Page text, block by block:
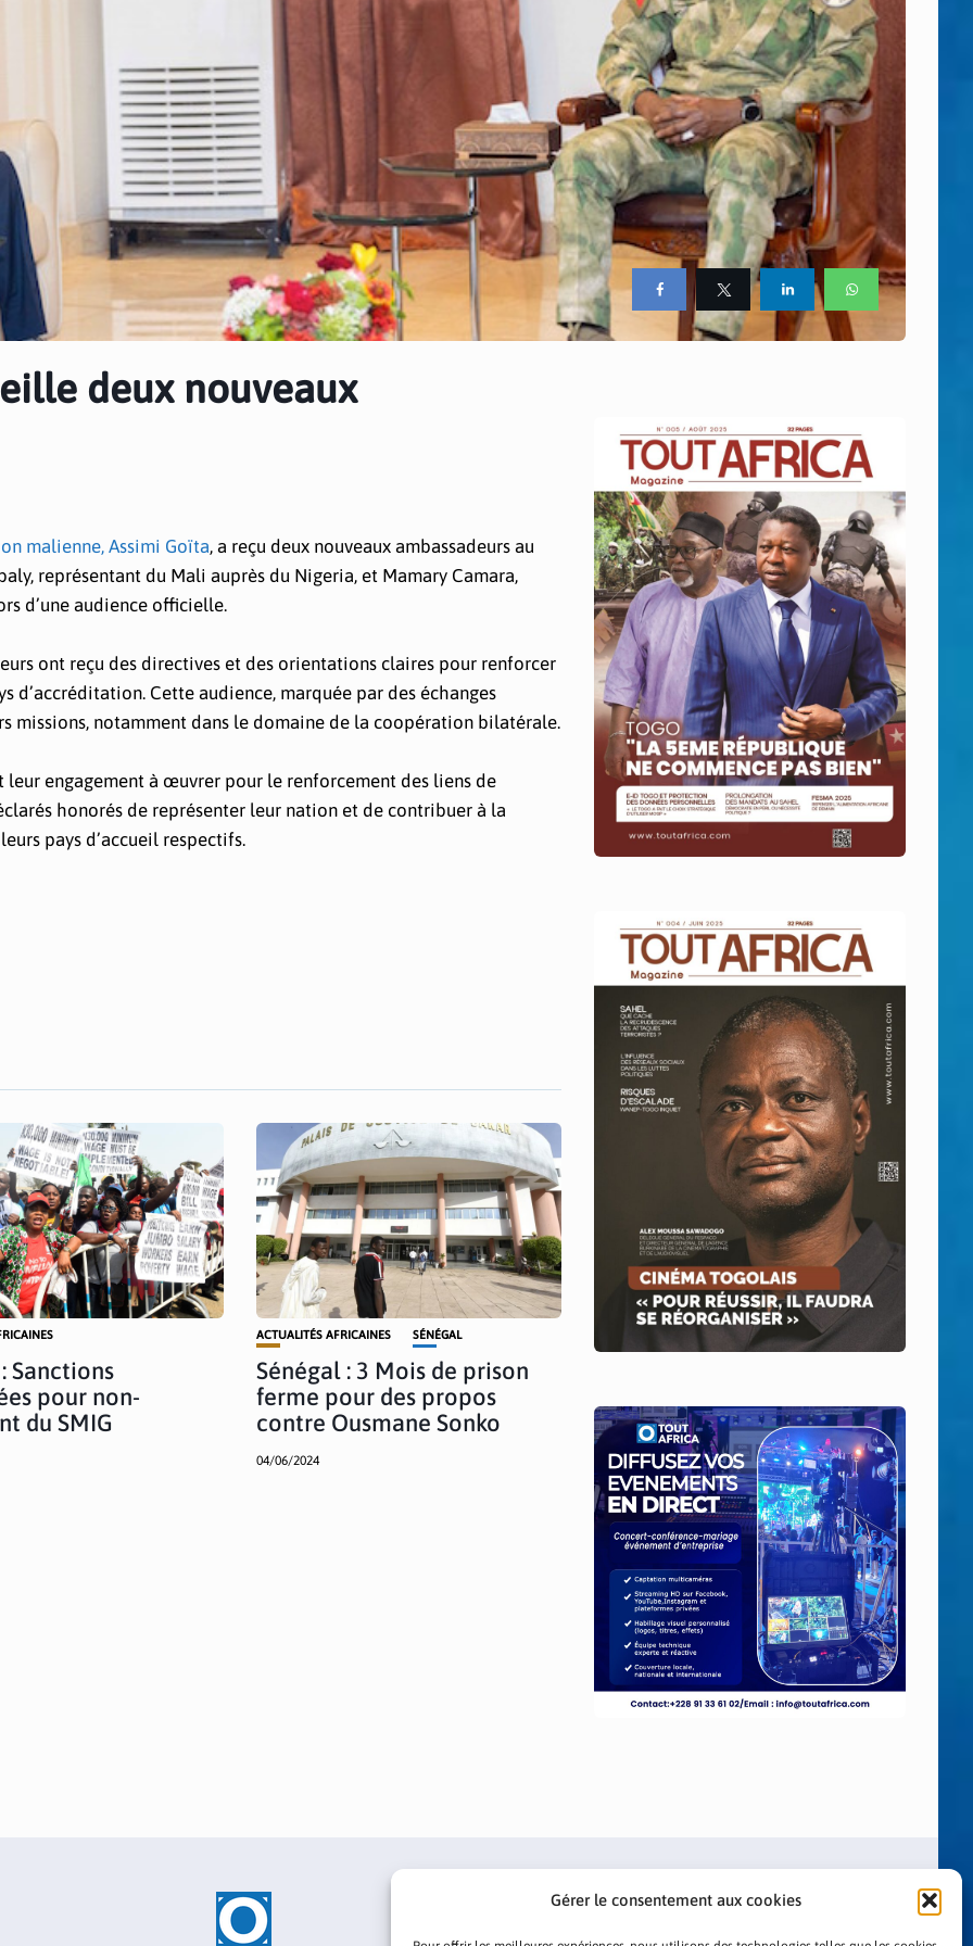
Gérer le consentement aux cookies
deux nouveaux
malienne, Assimi Goïta, a reçu deux nouveaux ambassadeurs au
représentant du Mali auprès du Nigeria, et Mamary Camara,
d’une audience officielle.
ont reçu des directives et des orientations claires pour renforcer
Cette audience, marquée par des échanges
missions, notamment dans le domaine de la coopération bilatérale.
engagement à œuvrer pour le renforcement des liens de
honorés de représenter leur nation et de contribuer à la
pays d’accueil respectifs.
Sanctions
pour non-
du SMIG
ACTUALITÉS AFRICAINES SÉNÉGAL
Sénégal : 3 Mois de prison
ferme pour des propos
contre Ousmane Sonko
04/06/2024